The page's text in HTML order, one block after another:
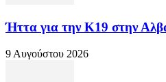
Ήττα για την Κ19 στην
9 Αυγούστου 2026